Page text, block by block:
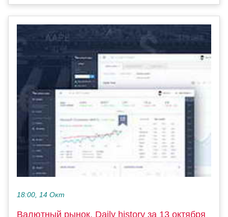
18:00, 14 Окт
Валютный рынок, Daily history за 13 октября